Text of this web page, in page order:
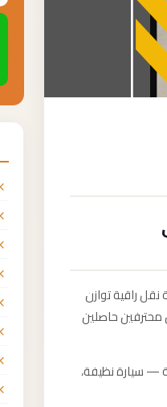
نقل راقية توازن
محترفين حاصلين
— سيارة نظيفة،